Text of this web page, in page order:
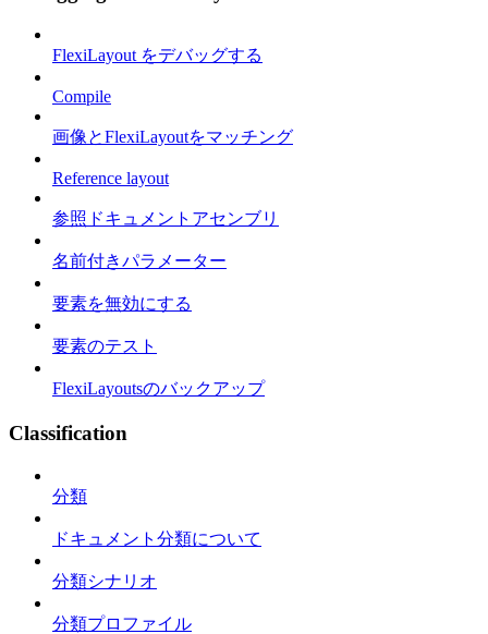
FlexiLayout をデバッグする
Compile
画像とFlexiLayoutをマッチング
Reference layout
参照ドキュメントアセンブリ
名前付きパラメーター
要素を無効にする
要素のテスト
FlexiLayoutsのバックアップ
Classification
分類
ドキュメント分類について
分類シナリオ
分類プロファイル